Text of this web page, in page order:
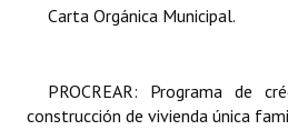
Actas de Sesión
Carta Orgánica Municipal.
PROCREAR: Programa de
construcción de vivienda única